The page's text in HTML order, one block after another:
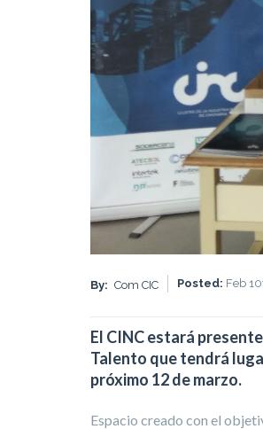
By: Com CIC Posted: Feb
El CINC estará
Talento que tendrá
próximo 12 de marzo.
Espacio creado con el